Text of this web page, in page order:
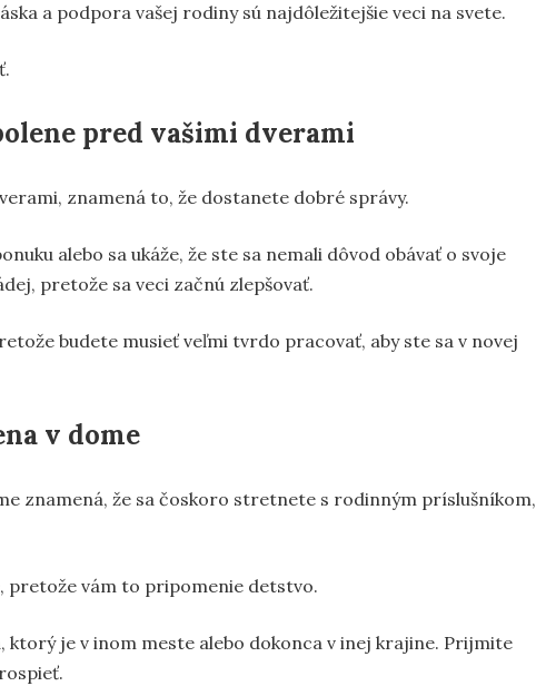
a podpora vašej rodiny sú najdôležitejšie veci na svete.
pred vašimi dverami
znamená to, že dostanete dobré správy.
alebo sa ukáže, že ste sa nemali dôvod obávať o svoje
pretože sa veci začnú zlepšovať.
budete musieť veľmi tvrdo pracovať, aby ste sa v novej
v dome
znamená, že sa čoskoro stretnete s rodinným príslušníkom,
vám to pripomenie detstvo.
ktorý je v inom meste alebo dokonca v inej krajine. Prijmite